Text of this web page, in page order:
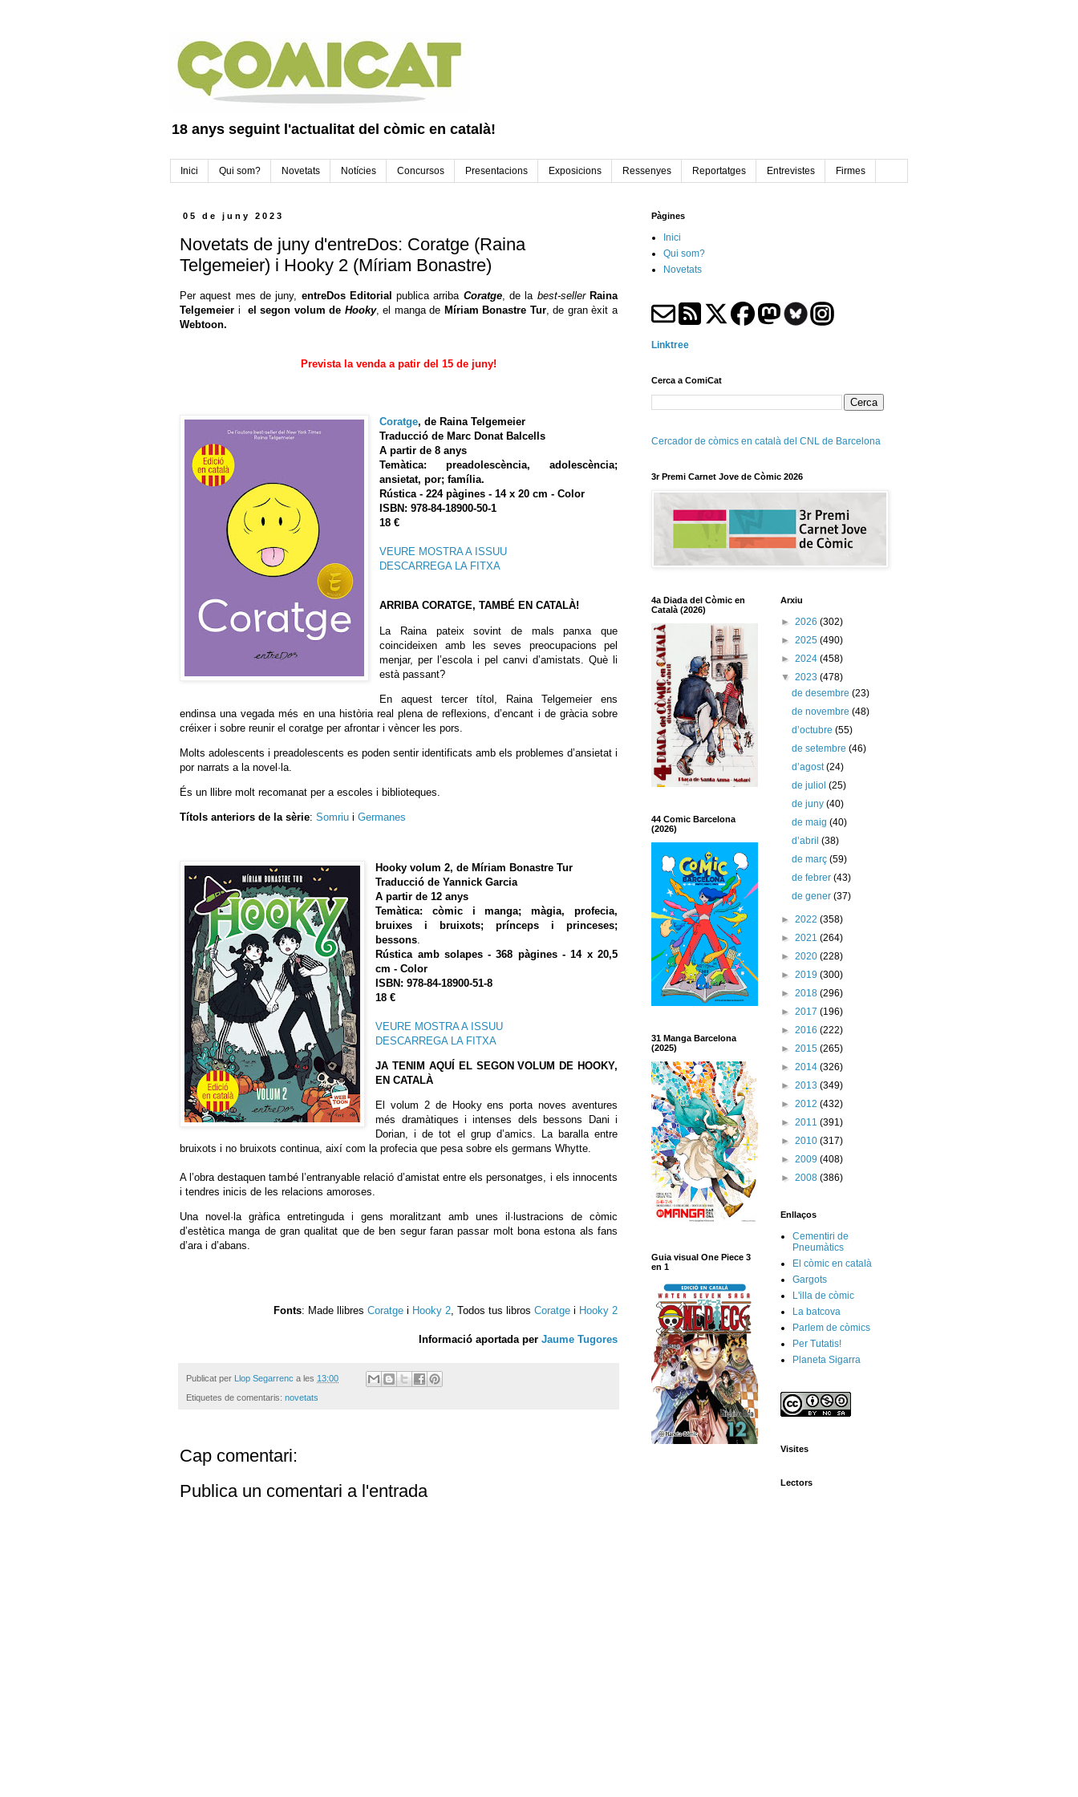
18 anys seguint l'actualitat del còmic en català!
Inici Qui som? Novetats Notícies Concursos Presentacions Exposicions Ressenyes Reportatges Entrevistes Firmes
05 de juny 2023
Novetats de juny d'entreDos: Coratge (Raina
Telgemeier) i Hooky 2 (Míriam Bonastre)
Per aquest mes de juny, entreDos Editorial publica arriba Coratge, de la best-seller Raina
Telgemeier i el segon volum de Hooky, el manga de Míriam Bonastre Tur, de gran èxit a
Webtoon.
Prevista la venda a patir del 15 de juny!
Coratge, de Raina Telgemeier
Traducció de Marc Donat Balcells
A partir de 8 anys
Temàtica: preadolescència, adolescència;
ansietat, por; família.
Rústica - 224 pàgines - 14 x 20 cm - Color
ISBN: 978-84-18900-50-1
18 €
VEURE MOSTRA A ISSUU
DESCARREGA LA FITXA
ARRIBA CORATGE, TAMBÉ EN CATALÀ!
La Raina pateix sovint de mals panxa que
coincideixen amb les seves preocupacions pel
menjar, per l’escola i pel canvi d’amistats. Què li
està passant?
En aquest tercer títol, Raina Telgemeier ens
endinsa una vegada més en una història real plena de reflexions, d’encant i de gràcia sobre
créixer i sobre reunir el coratge per afrontar i vèncer les pors.
Molts adolescents i preadolescents es poden sentir identificats amb els problemes d’ansietat i
por narrats a la novel·la.
És un llibre molt recomanat per a escoles i biblioteques.
Títols anteriors de la sèrie: Somriu i Germanes
Hooky volum 2, de Míriam Bonastre Tur
Traducció de Yannick Garcia
A partir de 12 anys
Temàtica: còmic i manga; màgia, profecia,
bruixes i bruixots; prínceps i princeses;
bessons
Rústica amb solapes - 368 pàgines - 14 x 20,5
cm - Color
ISBN: 978-84-18900-51-8
18 €
VEURE MOSTRA A ISSUU
DESCARREGA LA FITXA
JA TENIM AQUÍ EL SEGON VOLUM DE HOOKY,
EN CATALÀ
El volum 2 de Hookyens porta noves aventures
més dramàtiques i intenses dels bessons Dani i
Dorian, i de tot el grup d’amics. La baralla entre
bruixots i no bruixots continua, així com la profecia que pesa sobre els germans Whytte.
A l’obra destaquen també l’entranyable relació d’amistat entre els personatges, i els innocents
i tendres inicis de les relacions amoroses.
Una novel·la gràfica entretinguda i gens moralitzant amb unes il·lustracions de còmic
d’estètica manga de gran qualitat que de ben segur faran passar molt bona estona als fans
d’ara i d’abans.
Fonts: Made llibres Coratge i Hooky 2 , Todos tus libros Coratge i Hooky 2
Informació aportada per Jaume Tugores
Publicat per Llop Segarrenc a les 13:00
Etiquetes de comentaris: novetats
Cap comentari:
Publica un comentari a l'entrada
Pàgines
Inici
Qui som?
Novetats
Linktree
Cerca a ComiCat
Cercador de còmics en català del CNL de Barcelona
3r Premi Carnet Jove de Còmic 2026
4a Diada del Còmic en
Català (2026)
44 Comic Barcelona
(2026)
31 Manga Barcelona
(2025)
Guia visual One Piece 3
en 1
Arxiu
► 2026 (302)
► 2025 (490)
► 2024 (458)
▼ 2023 (478)
de desembre(23)
de novembre(48)
d’octubre(55)
de setembre(46)
d’agost(24)
de juliol(25)
de juny(40)
de maig(40)
d’abril(38)
de març(59)
de febrer(43)
de gener(37)
► 2022 (358)
► 2021 (264)
► 2020 (228)
► 2019 (300)
► 2018 (296)
► 2017 (196)
► 2016 (222)
► 2015 (265)
► 2014 (326)
► 2013 (349)
► 2012 (432)
► 2011 (391)
► 2010 (317)
► 2009 (408)
► 2008 (386)
Enllaços
Cementiri de
Pneumàtics
El còmic en català
Gargots
L'illa de còmic
La batcova
Parlem de còmics
Per Tutatis!
Planeta Sigarra
Visites
Lectors